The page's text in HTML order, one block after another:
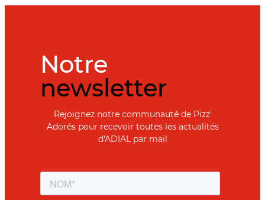
Notre
newsletter
Rejoignez notre communauté de Pizz'
Adorés pour recevoir toutes les actualités
d'ADIAL par mail